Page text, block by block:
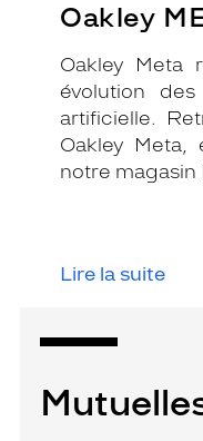
Oakley
Oakley Meta
évolution
artificielle.
Oakley Meta,
notre magasin
Lire la suite